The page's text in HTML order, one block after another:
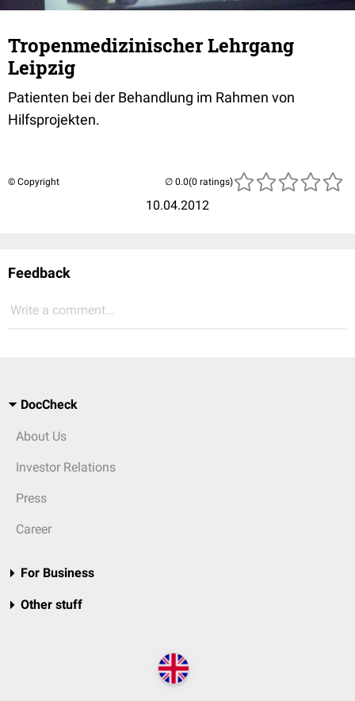
Tropenmedizinischer Lehrgang
Leipzig
Patienten bei der Behandlung im Rahmen von
Hilfsprojekten.
© Copyright
10.04.2012
(0 ratings)
Feedback
Write a comment...
DocCheck
About Us
Investor Relations
Press
Career
For Business
Other stuff